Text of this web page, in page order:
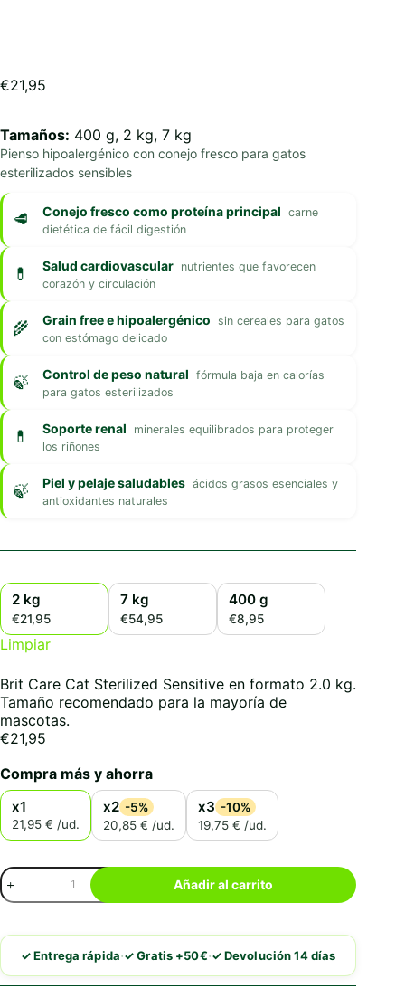
€21,95
Tamaños: 400 g, 2 kg, 7 kg
Pienso hipoalergénico con conejo fresco para gatos
esterilizados sensibles
Conejo fresco como proteína principal carne
dietética de fácil digestión
Salud cardiovascular nutrientes que favorecen
corazón y circulación
Grain free e hipoalergénico sin cereales para gatos
con estómago delicado
Control de peso natural fórmula baja en calorías
para gatos esterilizados
Soporte renal
minerales equilibrados para proteger
los riñones
Piel y pelaje saludables ácidos grasos esenciales y
antioxidantes naturales
2 kg
€21,95
7 kg
€54,95
400 g
€8,95
Limpiar
Brit Care Cat Sterilized Sensitive en formato 2.0 kg.
Tamaño recomendado para la mayoría de
mascotas.
€21,95
Compra más y ahorra
x1
21,95 € /ud.
x2 -5%
20,85 € /ud.
x3 -10%
19,75 € /ud.
Brit
Care
Cat
Sensitive
cantidad
Añadir al carrito
✓ Entrega rápida·✓ Gratis +50€·✓ Devolución 14 días